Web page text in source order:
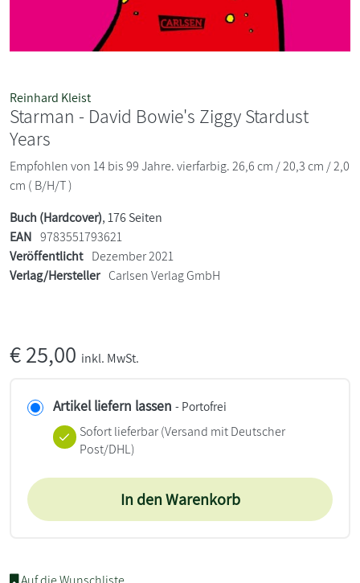
Reinhard Kleist
Starman - David Bowie's Ziggy Stardust
Years
Empfohlen von 14 bis 99 Jahre. vierfarbig. 26,6 cm / 20,3 cm / 2,0
cm ( B/H/T )
Buch (Hardcover), 176 Seiten
EAN 9783551793621
Veröffentlicht Dezember 2021
Verlag/Hersteller Carlsen Verlag GmbH
€25,00 inkl. MwSt.
Artikel liefern lassen - Portofrei
Sofort lieferbar(Versand mit Deutscher
Post/DHL)
In den Warenkorb